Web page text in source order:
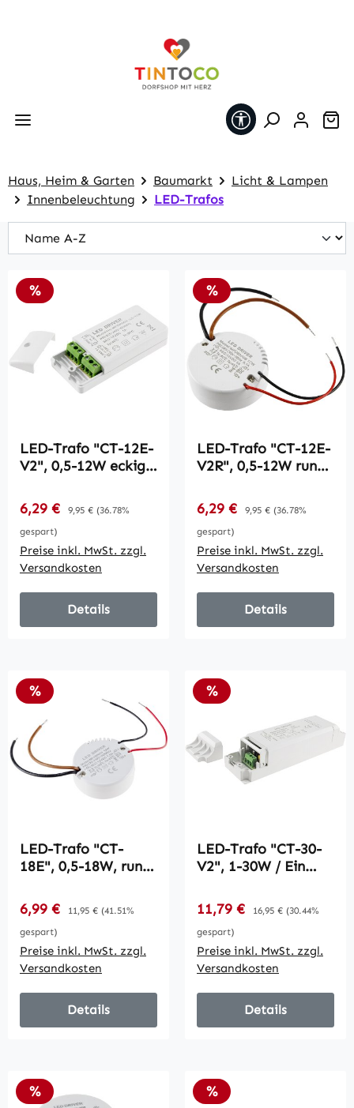
Werkzeugleiste
Haus, Heim & Garten Baumarkt
Licht & Lampen
Innenbeleuchtung
LED-Trafos
Rabatt
%
LED-Trafo "CT-12E-
V2", 0,5-12W eckig /
12V=
Konstantspannung
Verkaufspreis:
6,29 € Regulärer Preis:
9,95 € (36.78%
gespart)
Preise inkl. MwSt. zzgl.
Versandkosten
Details
Rabatt
%
LED-Trafo "CT-12E-
V2R", 0,5-12W rund
12V=
Konstantspannung
Verkaufspreis:
6,29 € Regulärer Preis:
9,95 € (36.78%
gespart)
Preise inkl. MwSt. zzgl.
Versandkosten
Details
Rabatt
%
LED-Trafo "CT-
18E", 0,5-18W, rund
12V=
Konstantspannung
Verkaufspreis:
6,99 € Regulärer Preis:
11,95 € (41.51%
gespart)
Preise inkl. MwSt. zzgl.
Versandkosten
Details
Rabatt
%
LED-Trafo "CT-30-
V2", 1-30W / Ein
Konstantspannung
Verkaufspreis:
11,79 € Regulärer Preis:
16,95 € (30.44%
gespart)
Preise inkl. MwSt. zzgl.
Versandkosten
Details
Rabatt
% Rabatt
%